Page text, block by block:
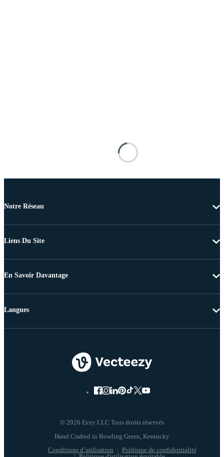
Notre Réseau
Liens Du Site
En Savoir Davantage
© 2026 Eezy LLC Tous droits réservés
Conditions d’utilisation
Politique de confidentialité
Langues